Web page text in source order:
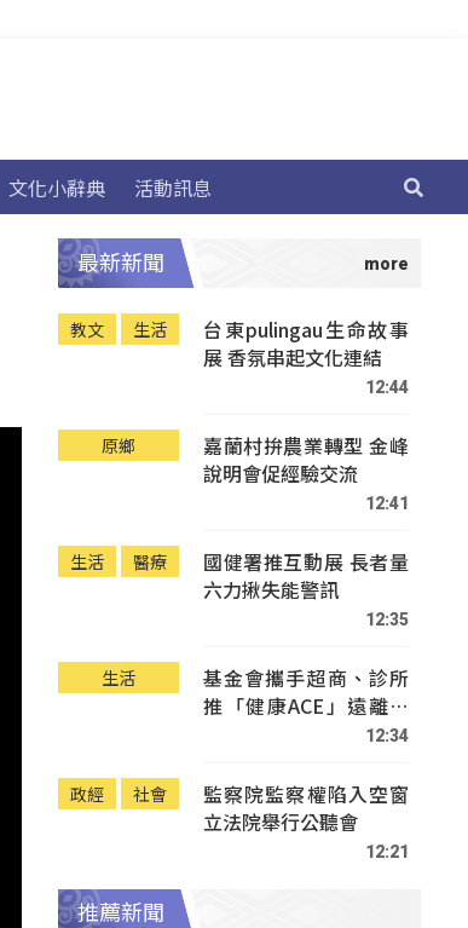
文化小辭典 活動訊息
最新新聞
教文 生活
台東pulingau生命故事
展 香氛串起文化連結
12:44
原鄉
嘉蘭村拚農業轉型 金峰
說明會促經驗交流
12:41
生活 醫療
國健署推互動展 長者量
六力揪失能警訊
12:35
生活
基金會攜手超商、診所
推「健康ACE」遠離疾
12:34
政經 社會
監察院監察權陷入空窗
立法院舉行公聽會
12:21
推薦新聞